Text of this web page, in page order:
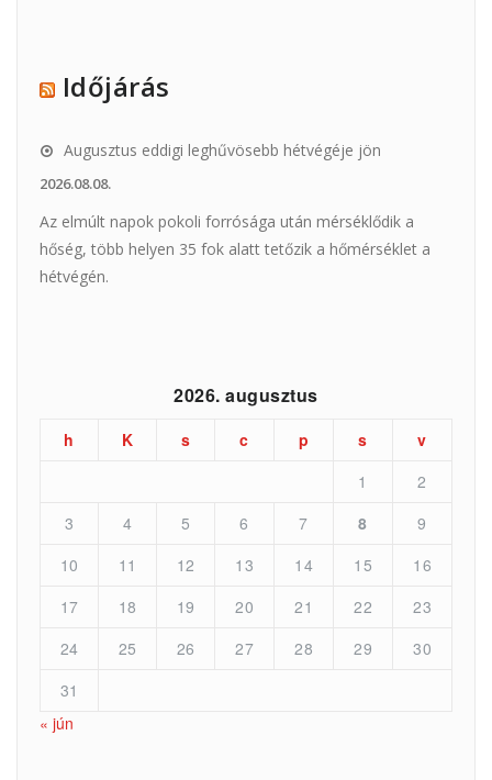
Időjárás
Augusztus eddigi leghűvösebb hétvégéje jön
2026.08.08.
Az elmúlt napok pokoli forrósága után mérséklődik a
hőség, több helyen 35 fok alatt tetőzik a hőmérséklet a
hétvégén.
2026. augusztus
h K s c p s
v
1
2
3
4 5 6 7 8
9
10
11 12 13 14 15
16
17
18 19 20 21 22
23
24
25 26 27 28 29
30
31
« jún